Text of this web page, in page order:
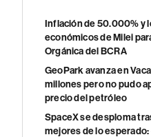
Inflación de 50.000% y
económicos de Milei
Orgánica del BCRA
GeoPark avanza en
millones pero no pudo
precio del petróleo
SpaceX se desploma
mejores de lo